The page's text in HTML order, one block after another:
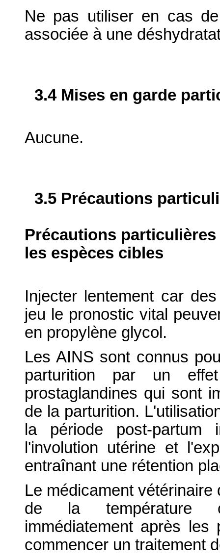
Ne pas utiliser en cas
associée à une
3.4 Mises en garde
Aucune.
3.5 Précautions
Précautions
les espèces cibles
Injecter lentement car
jeu le pronostic vital
en propylène glycol.
Les AINS sont connus
parturition par un
prostaglandines qui sont
de la parturition.
la période post-partum
l'involution utérine et
entraînant une rétention
Le médicament
de la température
immédiatement après
commencer un traitement